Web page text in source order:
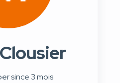
since 3 mois